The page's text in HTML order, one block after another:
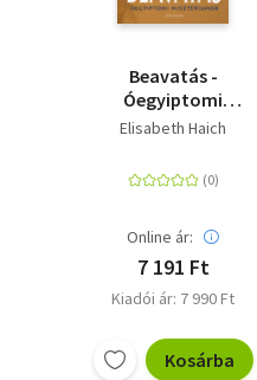
Beavatás -
Óegyiptomi
misztériumok -
Elisabeth Haich
Online ár:
7 191 Ft
Kiadói ár: 7 990 Ft
Kosárba